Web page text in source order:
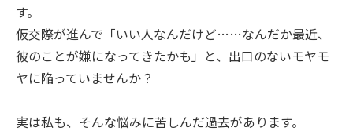
す。
仮交際が進んで「いい人なんだけど……なんだか最近、
彼のことが嫌になってきたかも」と、出口のないモヤモ
ヤに陥っていませんか？
実は私も、そんな悩みに苦しんだ過去があります。